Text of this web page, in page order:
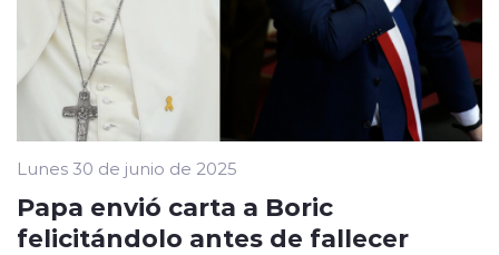
Lunes 30 de junio de 2025
Papa envió carta a Boric
felicitándolo antes de fallecer